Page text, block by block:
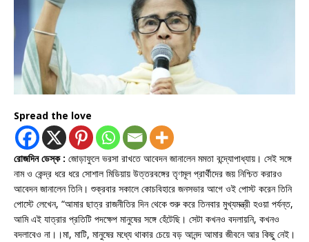
Spread the love
রোজদিন ডেস্ক : জোড়াফুলে ভরসা রাখতে আবেদন জানালেন মমতা বন্দ্যোপাধ্যায়। সেই সঙ্গে
নাম ও কেন্দ্র ধরে ধরে সোশাল মিডিয়ায় উত্তরবঙ্গের তৃণমূল প্রার্থীদের জয় নিশ্চিত করারও
আবেদন জানালেন তিনি। শুক্রবার সকালে কোচবিহারে জনসভার আগে ওই পোস্ট করেন তিনি
পোস্টে লেখেন, “আমার ছাত্র রাজনীতির দিন থেকে শুরু করে তিনবার মুখ্যমন্ত্রী হওয়া পর্যন্ত,
আমি এই যাত্রার প্রতিটি পদক্ষেপ মানুষের সঙ্গে হেঁটেছি। সেটা কখনও বদলায়নি, কখনও
বদলাবেও না।।মা, মাটি, মানুষের মধ্যে থাকার চেয়ে বড় আনন্দ আমার জীবনে আর কিছু নেই।